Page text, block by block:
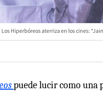
Los Hiperbóreos aterriza en los cines:
puede lucir como una